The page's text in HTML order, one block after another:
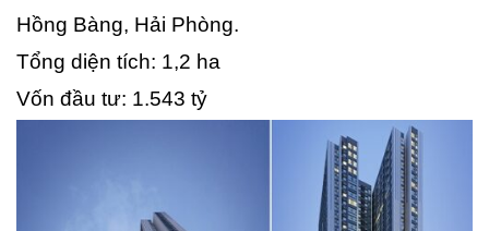
Hồng Bàng, Hải Phòng.
Tổng diện tích: 1,2 ha
Vốn đầu tư: 1.543 tỷ